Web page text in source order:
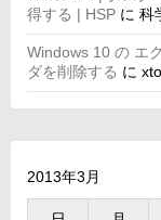
得する | HSP に 科
Windows 10 の エ
ダを削除する に
2013年3月